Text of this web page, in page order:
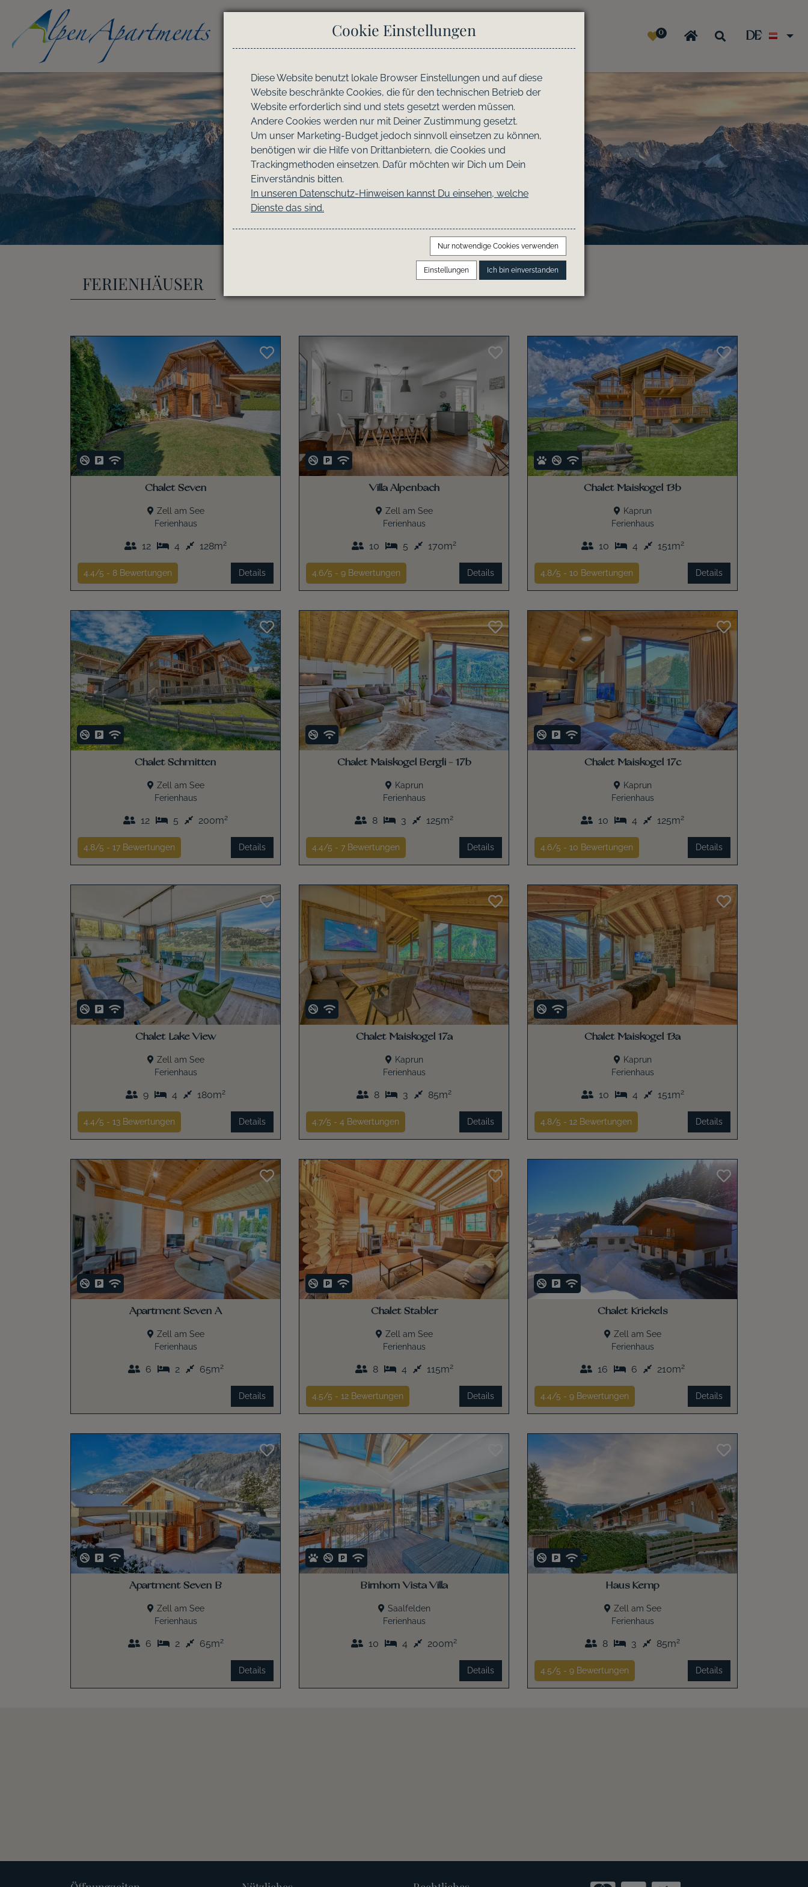
Info & Service Eigentümer Lounge 0 DE
FERIENHÄUSER
Chalet Seven
Zell am See
Ferienhaus
12 4 128m2
Details
4.4/5 - 8 Bewertungen
Villa Alpenbach
Zell am See
Ferienhaus
10 5 170m2
Details
4.6/5 - 9 Bewertungen
Chalet Maiskogel 13b
Kaprun
Ferienhaus
10 4 151m2
Details
4.8/5 - 10 Bewertungen
Chalet Schmitten
Zell am See
Ferienhaus
12 5 200m2
Details
4.8/5 - 17 Bewertungen
Chalet Maiskogel Bergli - 17b
Kaprun
Ferienhaus
8 3 125m2
Details
4.4/5 - 7 Bewertungen
Chalet Maiskogel 17c
Kaprun
Ferienhaus
10 4 125m2
Details
4.6/5 - 10 Bewertungen
Chalet Lake View
Zell am See
Ferienhaus
9 4 180m2
Details
4.4/5 - 13 Bewertungen
Chalet Maiskogel 17a
Kaprun
Ferienhaus
8 3 85m2
Details
4.7/5 - 4 Bewertungen
Chalet Maiskogel 13a
Kaprun
Ferienhaus
10 4 151m2
Details
4.8/5 - 12 Bewertungen
Apartment Seven A
Zell am See
Ferienhaus
6 2 65m2
Details
Chalet Stabler
Zell am See
Ferienhaus
8 4 115m2
Details
4.5/5 - 12 Bewertungen
Chalet Kriekels
Zell am See
Ferienhaus
16 6 210m2
Details
4.4/5 - 9 Bewertungen
Apartment Seven B
Zell am See
Ferienhaus
6 2 65m2
Details
Birnhorn Vista Villa
Saalfelden
Ferienhaus
10 4 200m2
Details
Haus Kemp
Zell am See
Ferienhaus
8 3 85m2
Details
4.5/5 - 9 Bewertungen
Cookie Einstellungen
Diese Website benutzt lokale Browser Einstellungen und auf diese
Website beschränkte Cookies, die für den technischen Betrieb der
Website erforderlich sind und stets gesetzt werden müssen.
Andere Cookies werden nur mit Deiner Zustimmung gesetzt.
Um unser Marketing-Budget jedoch sinnvoll einsetzen zu können,
benötigen wir die Hilfe von Drittanbietern, die Cookies und
Trackingmethoden einsetzen. Dafür möchten wir Dich um Dein
Einverständnis bitten.
In unseren Datenschutz-Hinweisen kannst Du einsehen, welche
Dienste das sind.
Nur notwendige Cookies verwenden
Einstellungen Ich bin einverstanden